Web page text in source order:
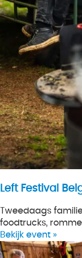
Left Festival
Tweedaags
foodtrucks,
Bekijk event »